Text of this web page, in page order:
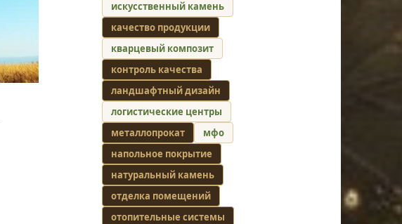
искусственный камень
качество продукции
кварцевый композит
контроль качества
ландшафтный дизайн
логистические центры
металлопрокат
мфо
напольное покрытие
натуральный камень
отделка помещений
отопительные системы